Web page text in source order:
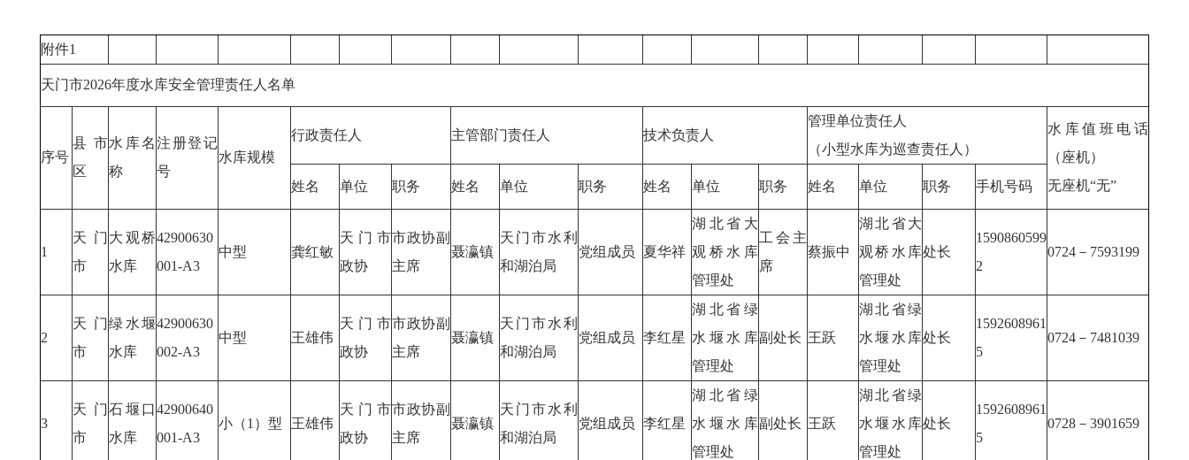
附件1
天门市2026年度水库安全管理责任人名单
序号
县市
区
水库名
称
注册登记
号
水库规模
行政责任人 主管部门责任人 技术负责人
管理单位责任人
（小型水库为巡查责任人）
水库值班电话
（座机）
无座机“无”
姓名 单位 职务 姓名 单位 职务 姓名 单位 职务 姓名 单位 职务 手机号码
1
天门
市
大观桥
水库
42900630
001-A3
中型 龚红敏
天门市
政协
市政协副
主席
聂瀛镇
天门市水利
和湖泊局
党组成员 夏华祥
湖北省大
观桥水库
管理处
工会主
席
蔡振中
湖北省大
观桥水库
管理处
处长
1590860599
2
0724－7593199
2
天门
市
绿水堰
水库
42900630
002-A3
中型 王雄伟
天门市
政协
市政协副
主席
聂瀛镇
天门市水利
和湖泊局
党组成员 李红星
湖北省绿
水堰水库
管理处
副处长 王跃
湖北省绿
水堰水库
管理处
处长
1592608961
5
0724－7481039
3
天门
市
石堰口
水库
42900640
001-A3
小（1）型 王雄伟
天门市
政协
市政协副
主席
聂瀛镇
天门市水利
和湖泊局
党组成员 李红星
湖北省绿
水堰水库
管理处
副处长 王跃
湖北省绿
水堰水库
管理处
处长
1592608961
5
0728－3901659